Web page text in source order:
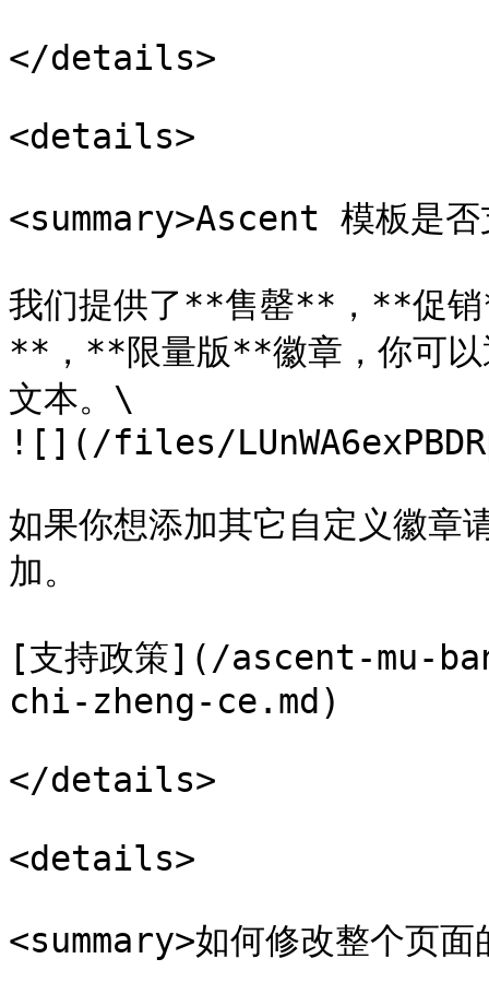
</details>
<details>
<summary>Ascent 模板是
我们提供了**售罄**，**促
**，**限量版**徽章，你可以
文本。\
![](/files/
如果你想添加其它自定义徽章
加。
[支持政策](/ascent-mu-
chi-zheng-ce.md)
</details>
<details>
<summary>如何修改整个页